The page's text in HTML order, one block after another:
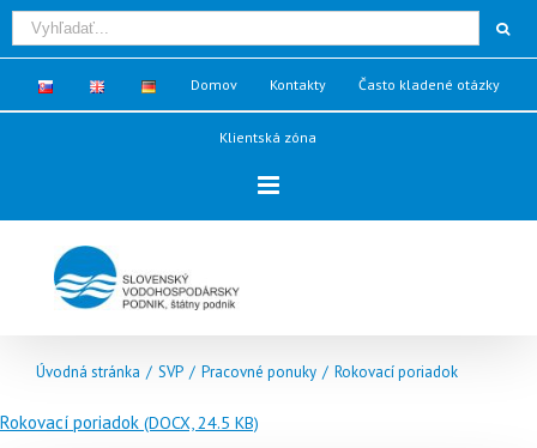
Domov Kontakty Často kladené otázky
Klientská zóna
Úvodná stránka / SVP / Pracovné ponuky / Rokovací poriadok
Rokovací poriadok (DOCX, 24.5 KB)